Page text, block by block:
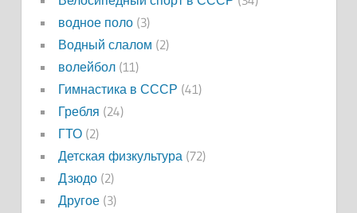
водное поло(3)
Водный слалом (2)
волейбол(11)
Гимнастика в СССР (41)
Гребля (24)
ГТО(2)
Детская физкультура (72)
Дзюдо(2)
Другое(3)